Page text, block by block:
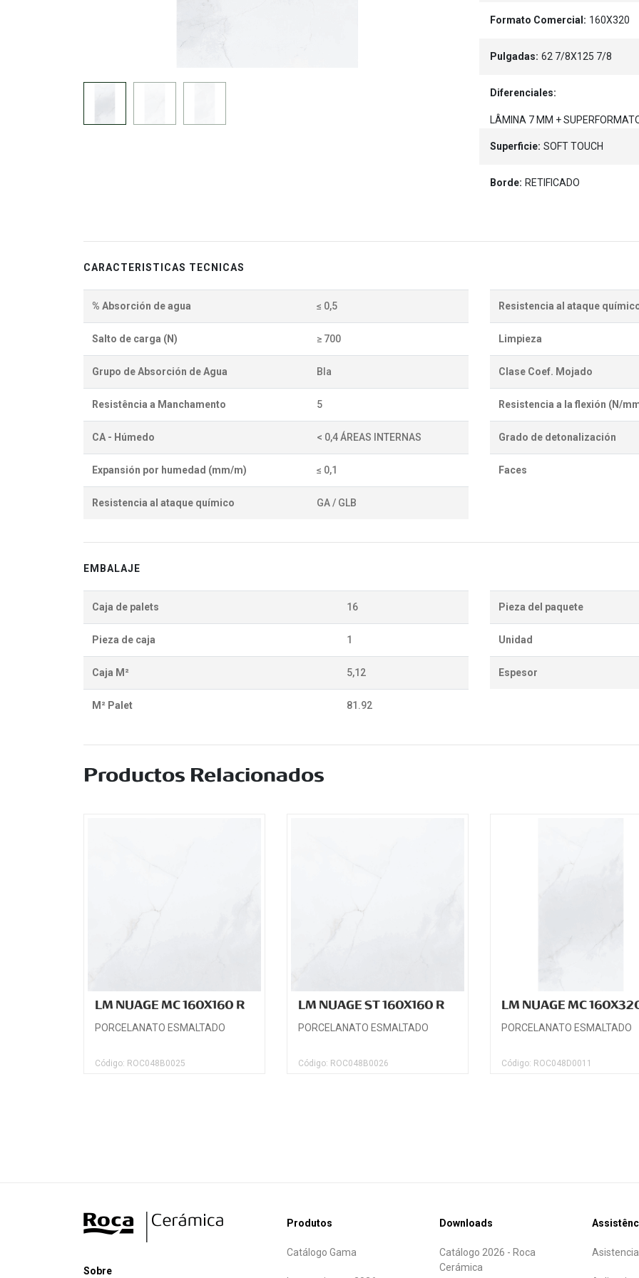
Formato Comercial: 160X320
Pulgadas: 62 7/8X125 7/8
Diferenciales:
LÂMINA 7 MM +
Superficie: SOFT TOUCH
Borde: RETIFICADO
CARACTERISTICAS TECNICAS
% Absorción de agua ≤ 0,5
Salto de carga (N) ≥ 700
Grupo de Absorción de Agua BIa
Resistência a Manchamento 5
CA - Húmedo < 0,4 ÁREAS INTERNAS
Expansión por humedad (mm/m) ≤ 0,1
Resistencia al ataque químico GA / GLB
Resistencia al ataque
Limpieza
Clase Coef. Mojado
Resistencia a la flexión (N/
Grado de detonalización
Faces
EMBALAJE
Caja de palets 16
Pieza de caja 1
Caja M² 5,12
M² Palet 81.92
Pieza del paquete
Unidad
Espesor
Productos Relacionados
LM NUAGE MC 160X160 R
PORCELANATO ESMALTADO
Código: ROC048B0025
LM NUAGE ST 160X160 R
PORCELANATO ESMALTADO
Código: ROC048B0026
LM NUAGE MC
PORCELANATO ESMALTADO
Código: ROC048D0011
Sobre
Produtos
Catálogo Gama
Downloads
Catálogo 2026 - Roca
Cerámica